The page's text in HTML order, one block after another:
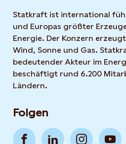
Statkraft ist international
und Europas größter
Energie. Der Konzern
Wind, Sonne und Gas.
bedeutender Akteur im
beschäftigt rund 6.200
Ländern.
Folgen